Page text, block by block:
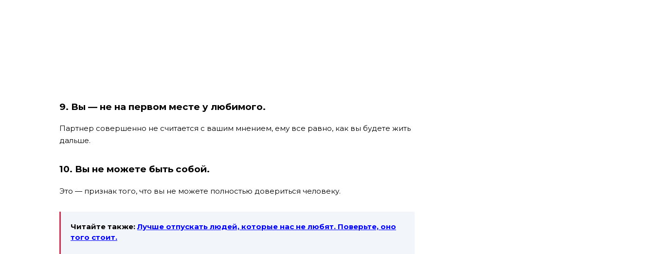
9. Вы — не на первом месте у любимого.
Партнер совершенно не считается с вашим мнением, ему все равно, как вы будете жить
дальше.
10. Вы не можете быть собой.
Это — признак того, что вы не можете полностью довериться человеку.
Читайте также: Лучше отпускать людей, которые нас не любят. Поверьте, оно
того стоит.